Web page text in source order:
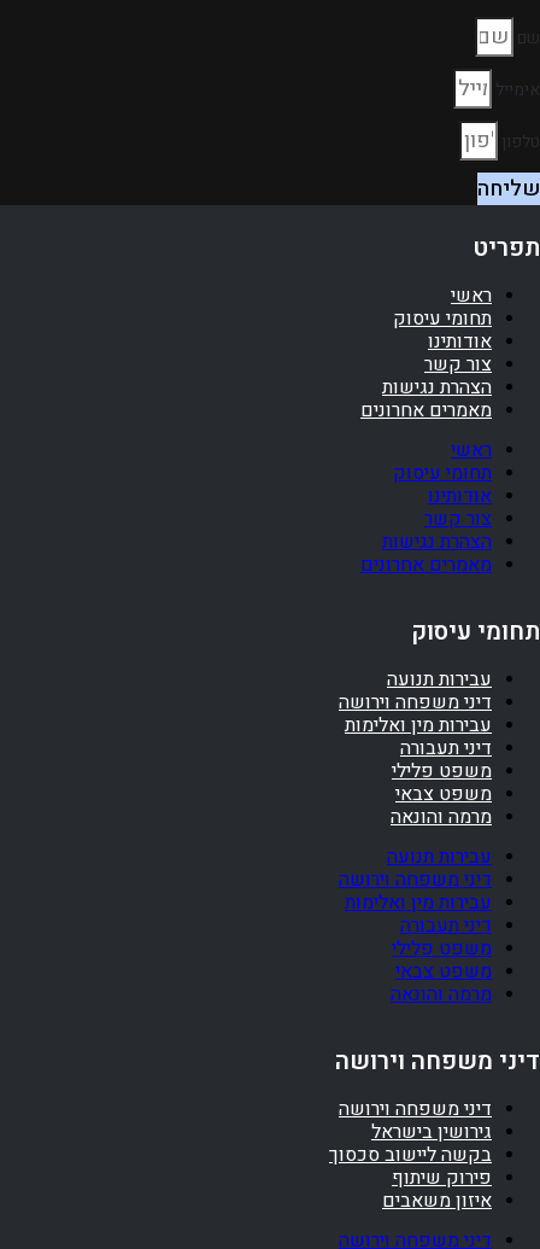
שם
אימייל
טלפון
שליחה
תפריט
ראשי
תחומי עיסוק
אודותינו
צור קשר
הצהרת נגישות
מאמרים אחרונים
ראשי
תחומי עיסוק
אודותינו
צור קשר
הצהרת נגישות
מאמרים אחרונים
תחומי עיסוק
עבירות תנועה
דיני משפחה וירושה
עבירות מין ואלימות
דיני תעבורה
משפט פלילי
משפט צבאי
מרמה והונאה
עבירות תנועה
דיני משפחה וירושה
עבירות מין ואלימות
דיני תעבורה
משפט פלילי
משפט צבאי
מרמה והונאה
דיני משפחה וירושה
דיני משפחה וירושה
גירושין בישראל
בקשה ליישוב סכסוך
פירוק שיתוף
איזון משאבים
דיני משפחה וירושה